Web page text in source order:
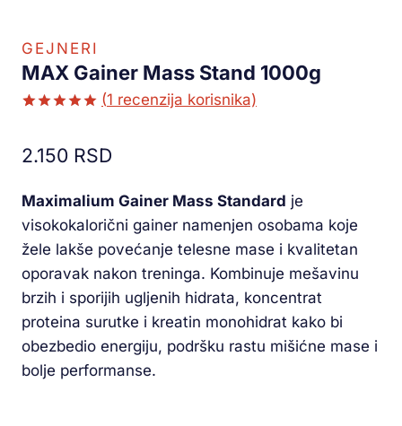
GEJNERI
MAX Gainer Mass Stand 1000g
na osnovu
ocene
(1 recenzija korisnika)
2.150 RSD
Maximalium Gainer Mass Standard je
visokokalorični gainer namenjen osobama koje
žele lakše povećanje telesne mase i kvalitetan
oporavak nakon treninga. Kombinuje mešavinu
brzih i sporijih ugljenih hidrata, koncentrat
proteina surutke i kreatin monohidrat kako bi
obezbedio energiju, podršku rastu mišićne mase i
bolje performanse.